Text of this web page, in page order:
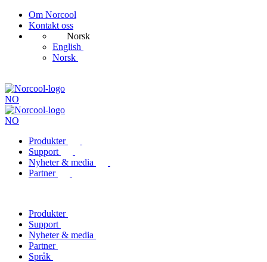
Om Norcool
Kontakt oss
Norsk
English
Norsk
NO
NO
Produkter
Support
Nyheter & media
Partner
Produkter
Support
Nyheter & media
Partner
Språk